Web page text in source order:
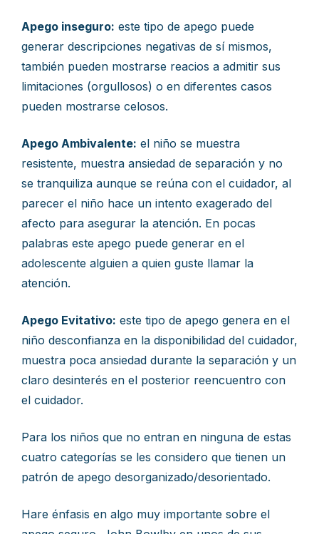
Apego inseguro: este tipo de apego puede
generar descripciones negativas de sí mismos,
también pueden mostrarse reacios a admitir sus
limitaciones (orgullosos) o en diferentes casos
pueden mostrarse celosos.
Apego Ambivalente: el niño se muestra
resistente, muestra ansiedad de separación y no
se tranquiliza aunque se reúna con el cuidador, al
parecer el niño hace un intento exagerado del
afecto para asegurar la atención. En pocas
palabras este apego puede generar en el
adolescente alguien a quien guste llamar la
atención.
Apego Evitativo: este tipo de apego genera en el
niño desconfianza en la disponibilidad del cuidador,
muestra poca ansiedad durante la separación y un
claro desinterés en el posterior reencuentro con
el cuidador.
Para los niños que no entran en ninguna de estas
cuatro categorías se les considero que tienen un
patrón de apego desorganizado/desorientado.
Hare énfasis en algo muy importante sobre el